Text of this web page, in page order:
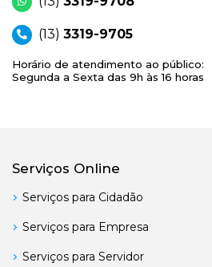
(13) 3319-9705
Horário de atendimento ao público:
Segunda a Sexta das 9h às 16 horas
Serviços Online
Serviços para Cidadão
Serviços para Empresa
Serviços para Servidor